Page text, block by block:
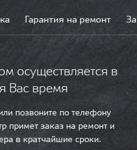
Гарантия на ремонт
осуществляется в
Вас время
позвоните по телефону
примет заказ на ремонт и
в кратчайшие сроки.